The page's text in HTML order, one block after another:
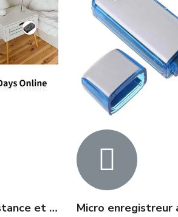
Micro écoute à distance et enregistreur WIFI 20 jours